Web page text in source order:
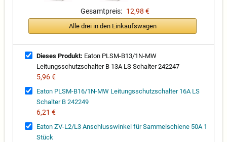
Gesamtpreis: 12,98 €
Alle drei in den Einkaufswagen
Dieses Produkt: Eaton PLSM-B13/1N-MW
Leitungsschutzschalter B 13A LS Schalter 242247
5,96 €
Eaton PLSM-B16/1N-MW Leitungsschutzschalter 16A LS
Schalter B 242249
6,21 €
Eaton ZV-L2/L3 Anschlusswinkel für Sammelschiene 50A 1
Stück